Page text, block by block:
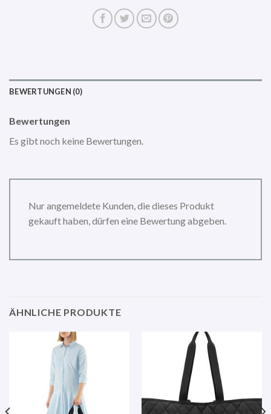
BEWERTUNGEN (0)
Bewertungen
Es gibt noch keine Bewertungen.
Nur angemeldete Kunden, die dieses Produkt
gekauft haben, dürfen eine Bewertung abgeben.
ÄHNLICHE PRODUKTE